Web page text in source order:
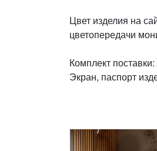
Цвет изделия на
цветопередачи
Комплект поставки:
Экран, паспорт